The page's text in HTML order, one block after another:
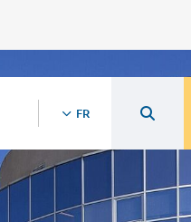
FR